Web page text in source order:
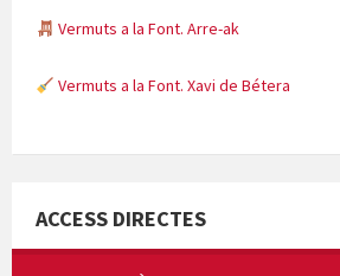
Vermuts a la Font. Arre-ak
Vermuts a la Font. Xavi de Bétera
ACCESS DIRECTES